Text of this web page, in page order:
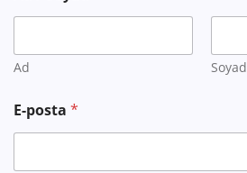
l
Ad Soyad
E-posta*